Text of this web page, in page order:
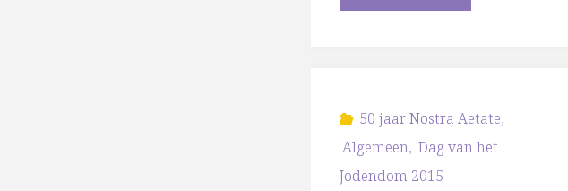
dialoog?’
–
50 jaar Nostra Aetate,
Algemeen, Dag van het
Jodendom 2015